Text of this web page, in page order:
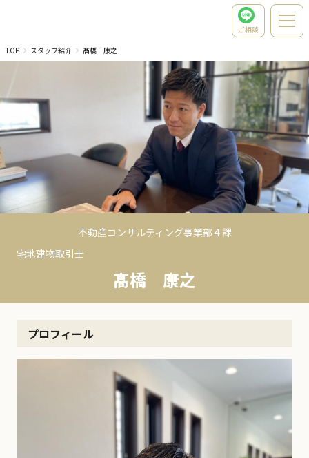
ご相談
TOP
スタッフ紹介 髙橋 康之
不動産コンサルティング事業部４課
宅地建物取引士
髙橋 康之
プロフィール